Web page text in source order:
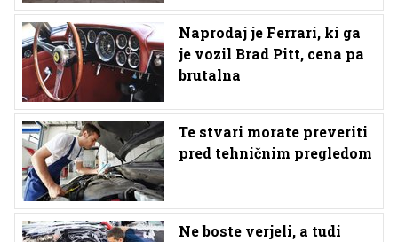
Naprodaj je Ferrari, ki ga
je vozil Brad Pitt, cena pa
brutalna
Te stvari morate preveriti
pred tehničnim pregledom
Ne boste verjeli, a tudi